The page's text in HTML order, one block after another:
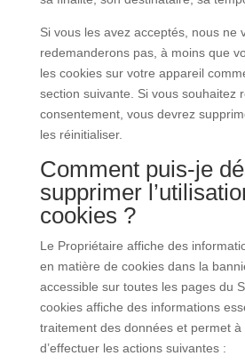
Si vous les avez acceptés, nous ne
redemanderons pas, à moins que
les cookies sur votre appareil
section suivante. Si vous souhaitez
consentement, vous devrez
les réinitialiser.
Comment puis-je
supprimer
cookies ?
Le Propriétaire affiche des
en matière de cookies dans la
accessible sur toutes les pages du
cookies affiche des informations
traitement des données et permet à
d’effectuer les actions suivantes :